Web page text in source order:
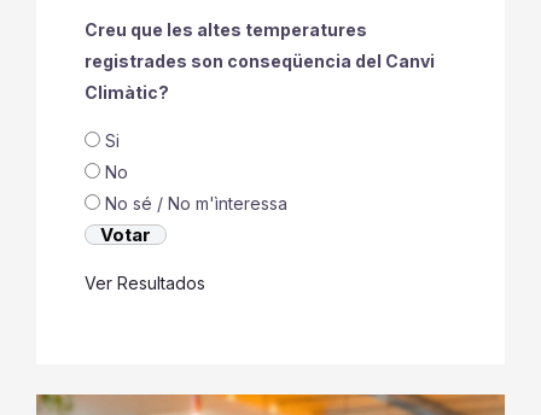
Creu que les altes temperatures
registrades son conseqüencia del Canvi
Climàtic?
Si
No
No sé / No m'ìnteressa
Ver Resultados